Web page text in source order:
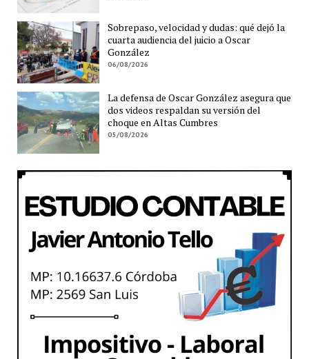
Sobrepaso, velocidad y dudas: qué dejó la
cuarta audiencia del juicio a Oscar
González
06/08/2026
La defensa de Oscar González asegura que
dos videos respaldan su versión del
choque en Altas Cumbres
05/08/2026